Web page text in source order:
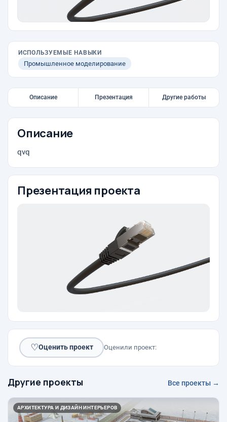
ИСПОЛЬЗУЕМЫЕ НАВЫКИ
Промышленное моделирование
Описание Презентация Другие работы
Описание
qvq
Презентация проекта
♡Оценить проект Оценили проект:
Другие проекты Все проекты →
АРХИТЕКТУРА И ДИЗАЙН ИНТЕРЬЕРОВ